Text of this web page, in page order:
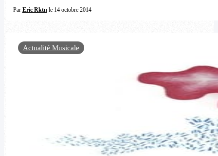
Par Eric Rktnle 14 octobre 2014
Actualité Musicale